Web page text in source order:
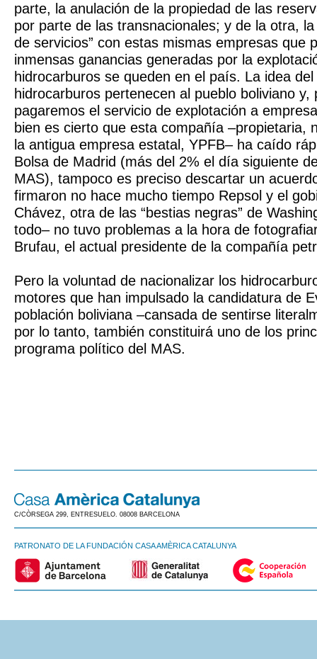
parte, la anulación de la propiedad de las
por parte de las transnacionales; y de la otra,
de servicios” con estas mismas empresas que
inmensas ganancias generadas por la
hidrocarburos se queden en el país. La idea
hidrocarburos pertenecen al pueblo boliviano y,
pagaremos el servicio de explotación a
bien es cierto que esta compañía –propietaria,
la antigua empresa estatal, YPFB– ha caído
Bolsa de Madrid (más del 2% el día siguiente
MAS), tampoco es preciso descartar un
firmaron no hace mucho tiempo Repsol y el
Chávez, otra de las “bestias negras” de
todo– no tuvo problemas a la hora de
Brufau, el actual presidente de la compañía
Pero la voluntad de nacionalizar los
motores que han impulsado la candidatura de
población boliviana –cansada de sentirse
por lo tanto, también constituirá uno de los
programa político del MAS.
C/CÒRSEGA 299, ENTRESUELO. 08008 BARCELONA
PATRONATO DE LA FUNDACIÓN CASA AMÈRICA CATALUNYA